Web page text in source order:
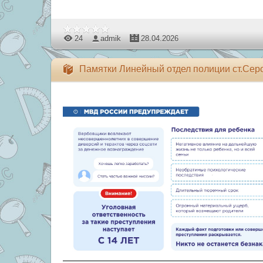
24 admik 28.04.2026
Памятки Линейный отдел полиции